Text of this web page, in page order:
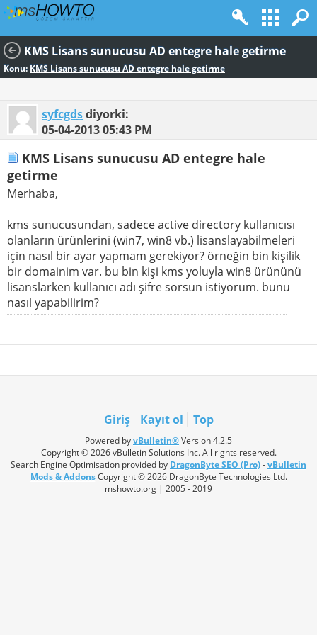
KMS Lisans sunucusu AD entegre hale getirme
Konu: KMS Lisans sunucusu AD entegre hale getirme
syfcgdsdiyorki:
05-04-201305:43 PM
KMS Lisans sunucusu AD entegre hale
getirme
Merhaba,
kms sunucusundan, sadece active directory kullanıcısı
olanların ürünlerini (win7, win8 vb.) lisanslayabilmeleri
için nasıl bir ayar yapmam gerekiyor? örneğin bin kişilik
bir domainim var. bu bin kişi kms yoluyla win8 ürününü
lisanslarken kullanıcı adı şifre sorsun istiyorum. bunu
nasıl yapabilirim?
Giriş Kayıt ol Top
Powered byvBulletin®Version 4.2.5
Copyright © 2026 vBulletin Solutions Inc. All rights reserved.
Search Engine Optimisation provided by DragonByte SEO (Pro)-vBulletin
Mods & AddonsCopyright © 2026 DragonByte Technologies Ltd.
mshowto.org | 2005 - 2019